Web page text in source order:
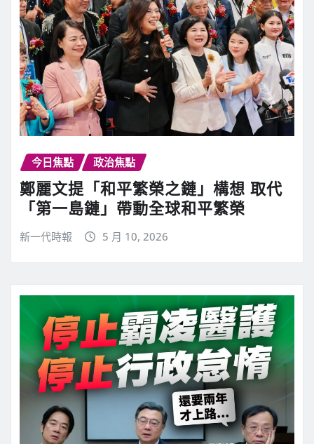
今日焦點 政治焦點
鄭麗文提「和平繁榮之鏈」構想 取代
「第一島鏈」帶動全球和平繁榮
新一代時報 5 月 10, 2026